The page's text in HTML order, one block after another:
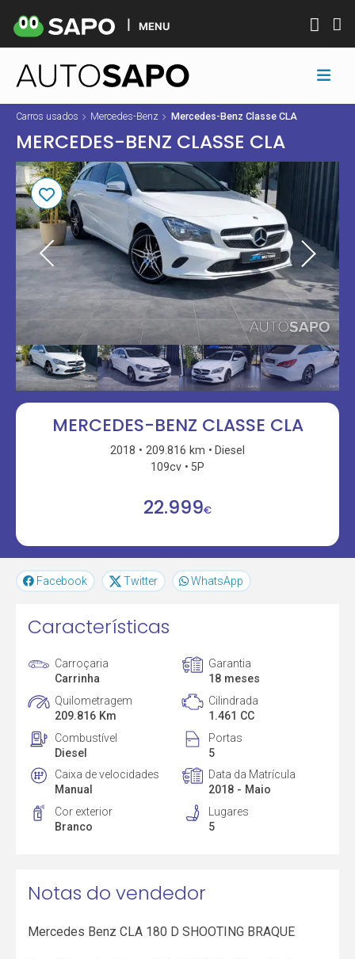
MENU
Carros usados Mercedes-Benz Mercedes-Benz Classe CLA
MERCEDES-BENZ CLASSE CLA
MERCEDES-BENZ CLASSE CLA
2018 209.816 km
Diesel
109cv
5P
22.999€
Facebook Twitter WhatsApp
Características
Carroçaria
Carrinha
Garantia
18 meses
Quilometragem
209.816 Km
Cilindrada
1.461 CC
Combustível
Diesel
Portas
5
Caixa de velocidades
Manual
Data da Matrícula
2018 - Maio
Cor exterior
Branco
Lugares
5
Notas do vendedor
Mercedes Benz CLA 180 D SHOOTING BRAQUE